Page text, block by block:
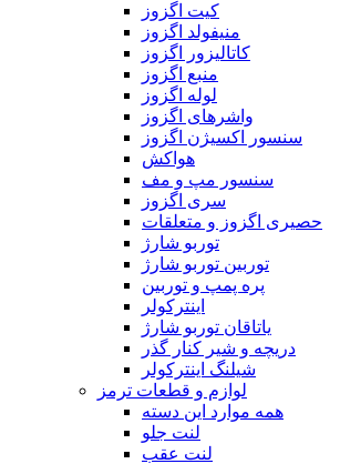
کیت اگزوز
منیفولد اگزوز
کاتالیزور اگزوز
منبع اگزوز
لوله اگزوز
واشر‌های اگزوز
سنسور اکسیژن اگزوز
هواکش
سنسور مپ و مف
سری اگزوز
حصیری اگزوز و متعلقات
توربو شارژ
توربین توربو شارژ
پره پمپ و توربین
اینترکولر
یاتاقان توربو شارژ
دریچه و شیر کنار گذر
شیلنگ اینترکولر
لوازم و قطعات ترمز
همه موارد این دسته
لنت جلو
لنت عقب